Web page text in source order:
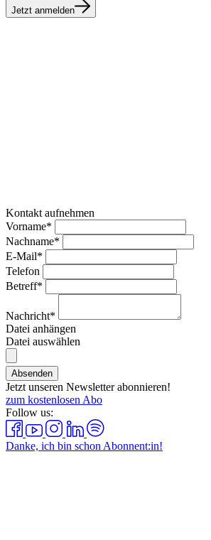
Jetzt anmelden
Kontakt aufnehmen
Vorname*
Nachname*
E-Mail*
Telefon
Betreff*
Nachricht*
Datei anhängen
Datei auswählen
Absenden
Jetzt unseren Newsletter abonnieren!
zum kostenlosen Abo
Follow us:
Danke, ich bin schon Abonnent:in!